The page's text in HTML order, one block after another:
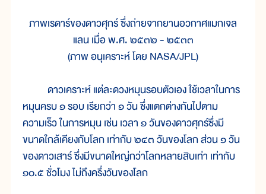
ภาพเรดาร์ของดาวศุกร์ ซึ่งถ่ายจากยานอวกาศแมกเจล
แลน เมื่อ พ.ศ. ๒๕๓๒ - ๒๕๓๓
(ภาพ อนุเคราะห์ โดย NASA/JPL)
ดาวเคราะห์ แต่ละดวงหมุนรอบตัวเอง ใช้เวลาในการ
หมุนครบ ๑ รอบ เรียกว่า ๑ วัน ซึ่งแตกต่างกันไปตาม
ความเร็ว ในการหมุน เช่น เวลา ๑ วันของดาวศุกร์ซึ่งมี
ขนาดใกล้เคียงกับโลก เท่ากับ ๒๔๓ วันของโลก ส่วน ๑ วัน
ของดาวเสาร์ ซึ่งมีขนาดใหญ่กว่าโลกหลายสิบเท่า เท่ากับ
๑๐.๕ ชั่วโมง ไม่ถึงครึ่งวันของโลก